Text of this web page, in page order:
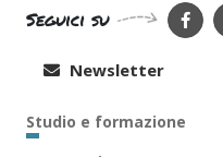
Seguici su
Newsletter
Studio e formazione